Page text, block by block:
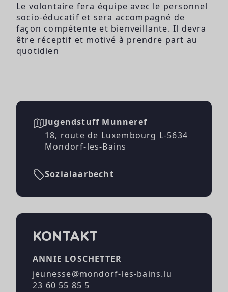
Le volontaire fera équipe avec le personnel
socio-éducatif et sera accompagné de
façon compétente et bienveillante. Il devra
être réceptif et motivé à prendre part au
quotidien
Jugendstuff Munneref
18, route de Luxembourg L-5634
Mondorf-les-Bains
Sozialaarbecht
KONTAKT
ANNIE LOSCHETTER
jeunesse@mondorf-les-bains.lu
23 60 55 85 5